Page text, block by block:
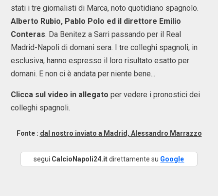
stati i tre giornalisti di Marca, noto quotidiano spagnolo.
Alberto Rubio, Pablo Polo ed il direttore Emilio
Conteras. Da Benitez a Sarri passando per il Real
Madrid-Napoli di domani sera. I tre colleghi spagnoli, in
esclusiva, hanno espresso il loro risultato esatto per
domani. E non ci è andata per niente bene...
Clicca sul video in allegato per vedere i pronostici dei
colleghi spagnoli.
Fonte : dal nostro inviato a Madrid, Alessandro Marrazzo
segui CalcioNapoli24.itdirettamente su Google